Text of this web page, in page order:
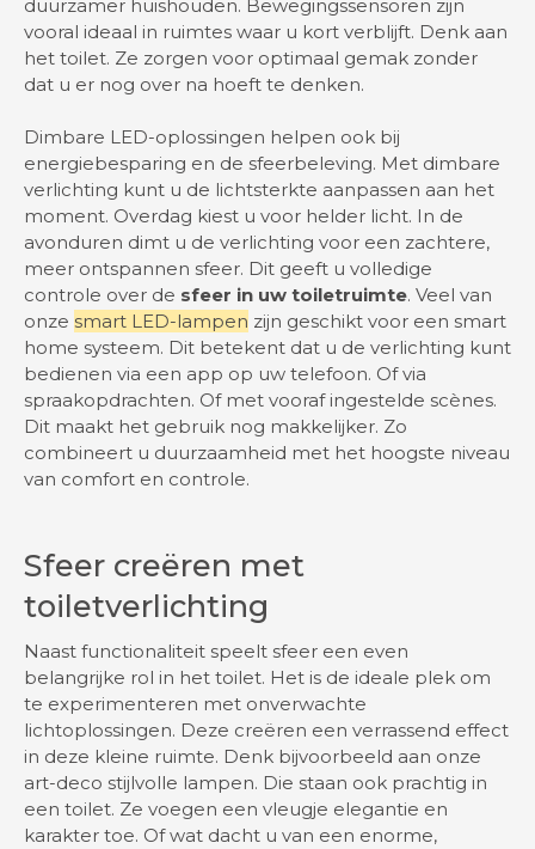
duurzamer huishouden. Bewegingssensoren zijn
vooral ideaal in ruimtes waar u kort verblijft. Denk aan
het toilet. Ze zorgen voor optimaal gemak zonder
dat u er nog over na hoeft te denken.
Dimbare LED-oplossingen helpen ook bij
energiebesparing en de sfeerbeleving. Met dimbare
verlichting kunt u de lichtsterkte aanpassen aan het
moment. Overdag kiest u voor helder licht. In de
avonduren dimt u de verlichting voor een zachtere,
meer ontspannen sfeer. Dit geeft u volledige
controle over de sfeer in uw toiletruimte. Veel van
onze smart LED-lampen zijn geschikt voor een smart
home systeem. Dit betekent dat u de verlichting kunt
bedienen via een app op uw telefoon. Of via
spraakopdrachten. Of met vooraf ingestelde scènes.
Dit maakt het gebruik nog makkelijker. Zo
combineert u duurzaamheid met het hoogste niveau
van comfort en controle.
Sfeer creëren met
toiletverlichting
Naast functionaliteit speelt sfeer een even
belangrijke rol in het toilet. Het is de ideale plek om
te experimenteren met onverwachte
lichtoplossingen. Deze creëren een verrassend effect
in deze kleine ruimte. Denk bijvoorbeeld aan onze
art-deco stijlvolle lampen. Die staan ook prachtig in
een toilet. Ze voegen een vleugje elegantie en
karakter toe. Of wat dacht u van een enorme,